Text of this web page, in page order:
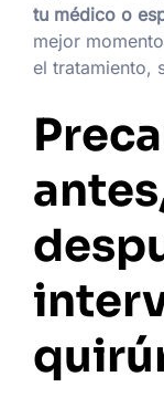
tu médico o
mejor
el tratamiento,